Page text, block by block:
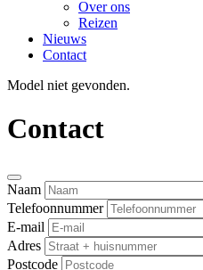
Over ons
Reizen
Nieuws
Contact
Model niet gevonden.
Contact
Naam
Telefoonnummer
E-mail
Adres
Postcode